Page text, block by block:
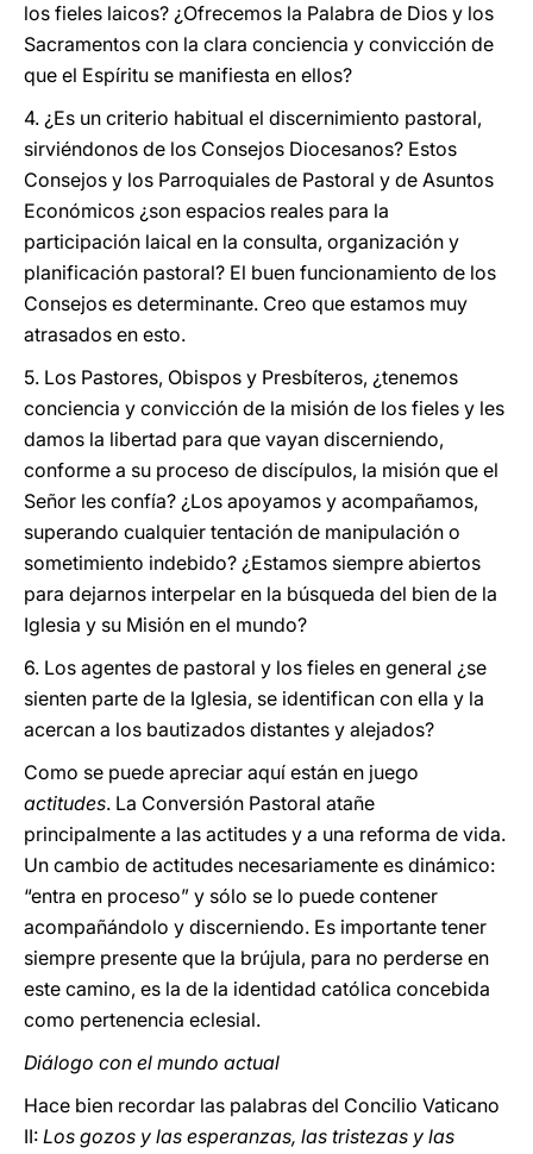
los fieles laicos? ¿Ofrecemos la Palabra de Dios y los
Sacramentos con la clara conciencia y convicción de
que el Espíritu se manifiesta en ellos?
4. ¿Es un criterio habitual el discernimiento pastoral,
sirviéndonos de los Consejos Diocesanos? Estos
Consejos y los Parroquiales de Pastoral y de Asuntos
Económicos ¿son espacios reales para la
participación laical en la consulta, organización y
planificación pastoral? El buen funcionamiento de los
Consejos es determinante. Creo que estamos muy
atrasados en esto.
5. Los Pastores, Obispos y Presbíteros, ¿tenemos
conciencia y convicción de la misión de los fieles y les
damos la libertad para que vayan discerniendo,
conforme a su proceso de discípulos, la misión que el
Señor les confía? ¿Los apoyamos y acompañamos,
superando cualquier tentación de manipulación o
sometimiento indebido? ¿Estamos siempre abiertos
para dejarnos interpelar en la búsqueda del bien de la
Iglesia y su Misión en el mundo?
6. Los agentes de pastoral y los fieles en general ¿se
sienten parte de la Iglesia, se identifican con ella y la
acercan a los bautizados distantes y alejados?
Como se puede apreciar aquí están en juego
actitudes. La Conversión Pastoral atañe
principalmente a las actitudes y a una reforma de vida.
Un cambio de actitudes necesariamente es dinámico:
“entra en proceso” y sólo se lo puede contener
acompañándolo y discerniendo. Es importante tener
siempre presente que la brújula, para no perderse en
este camino, es la de la identidad católica concebida
como pertenencia eclesial.
Diálogo con el mundo actual
Hace bien recordar las palabras del Concilio Vaticano
II: Los gozos y las esperanzas, las tristezas y las